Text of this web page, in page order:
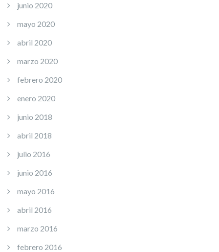
junio 2020
mayo 2020
abril 2020
marzo 2020
febrero 2020
enero 2020
junio 2018
abril 2018
julio 2016
junio 2016
mayo 2016
abril 2016
marzo 2016
febrero 2016